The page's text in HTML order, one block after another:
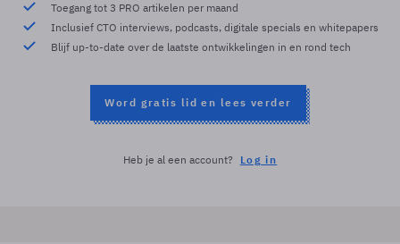
Toegang tot 3 PRO artikelen per maand
Inclusief CTO interviews, podcasts, digitale specials en whitepapers
Blijf up-to-date over de laatste ontwikkelingen in en rond tech
Word gratis lid en lees verder
Heb je al een account? Log in